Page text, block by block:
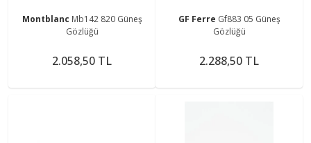
Montblanc Mb142 820 Güneş
Gözlüğü
2.058,50 TL
GF Ferre Gf883 05 Güneş
Gözlüğü
2.288,50 TL